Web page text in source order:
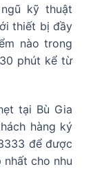
kỹ thuật
thiết bị đầy
nào trong
phút kể từ
tại Bù Gia
hàng ký
để được
cho nhu